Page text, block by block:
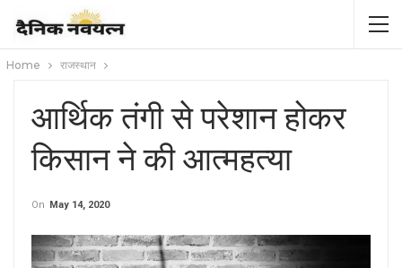
Home राजस्थान
आर्थिक तंगी से परेशान होकर
किसान ने की आत्महत्या
On May 14, 2020